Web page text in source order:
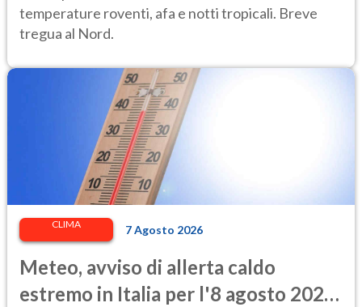
temperature roventi, afa e notti tropicali. Breve
tregua al Nord.
CLIMA 7 Agosto 2026
Meteo, avviso di allerta caldo
estremo in Italia per l'8 agosto 2026: